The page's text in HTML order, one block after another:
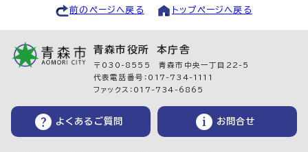
前のページへ戻る トップページへ戻る
青森市役所 本庁舎
〒030-8555 青森市中央一丁目22-5
代表電話番号：017-734-1111
ファックス：017-734-6865
よくあるご質問 お問合せ